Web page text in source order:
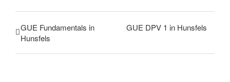
GUE Fundamentals in
Hunsfels
GUE DPV 1 in Hunsfels